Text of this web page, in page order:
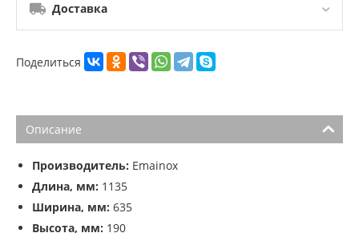
Доставка
Поделиться
Описание
Производитель: Emainox
Длина, мм: 1135
Ширина, мм: 635
Высота, мм: 190